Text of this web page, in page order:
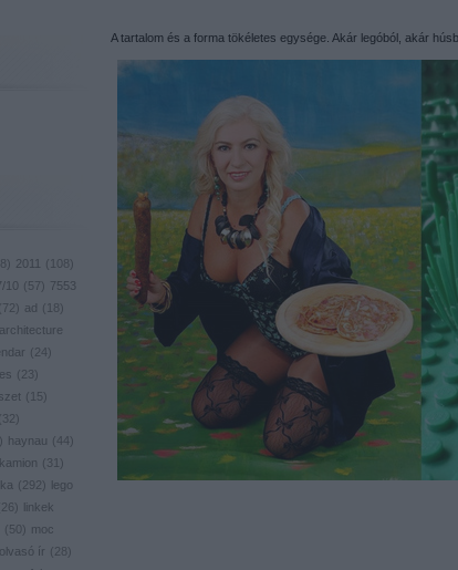
) 2011 ( 108 )
10 ( 57) 7553
72) ad ( 18 )
architecture
( 24)
( 23)
( 15)
32)
) haynau ( 44)
kamion ( 31
)
( 292)
lego
26 )
linkek
( 50) moc
olvasó ír ( 28 )
A tartalom és a forma tökéletes egysége. Akár legóból, akár